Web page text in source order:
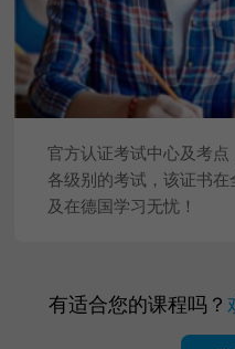
官方认证考试中心及考点
各级别的考试，该证书
及在德国学习无忧！
有适合您的课程吗？